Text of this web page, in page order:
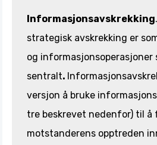
Informasjonsavskrekking
strategisk avskrekking er
og informasjonsoperasjoner
sentralt.
versjon å bruke
tre beskrevet nedenfor) til å
motstanderens opptreden